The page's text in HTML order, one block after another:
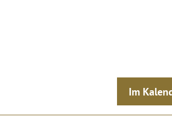
Im